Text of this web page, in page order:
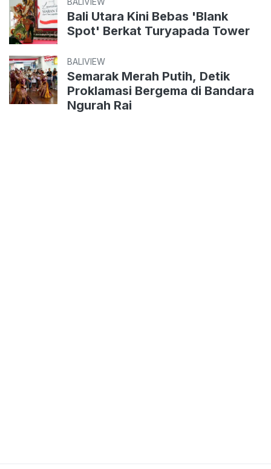
Bali Utara Kini Bebas 'Blank
Spot' Berkat Turyapada Tower
BALIVIEW
Semarak Merah Putih, Detik
Proklamasi Bergema di Bandara
Ngurah Rai